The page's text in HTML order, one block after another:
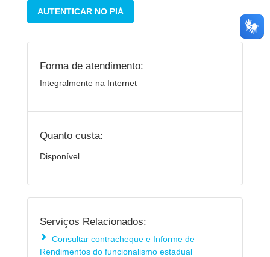
AUTENTICAR NO PIÁ
Forma de atendimento:
Integralmente na Internet
Quanto custa:
Disponível
Serviços Relacionados:
Consultar contracheque e Informe de
Rendimentos do funcionalismo estadual